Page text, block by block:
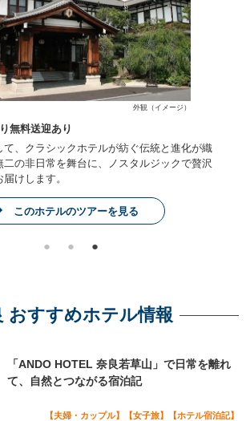
外観（イメージ）
無料送迎あり
て、クラシックホテルが紡ぐ伝統と進化が織
二の非日常を舞台に、ノスタルジックで贅沢
けします。
このホテルのツアーを見る
おすすめホテル情報
「ANDO HOTEL 奈良若草山」で日常を離れ
て、自然とつながる宿泊記
【夫婦・カップル】【女子旅】【ホテル宿泊記】